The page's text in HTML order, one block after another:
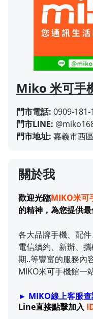
Miko 米可手
門市電話: 0909-181-
門市LINE:
門市地址: 嘉義市西
關於我
歡迎光臨MIKO米可
的精神，為您提供
各大品牌手機、配
電信續約、新辦、
期..等豐富的服務內
MIKO米可手機館一
► MIKO線上客服
Line直接點擊加入